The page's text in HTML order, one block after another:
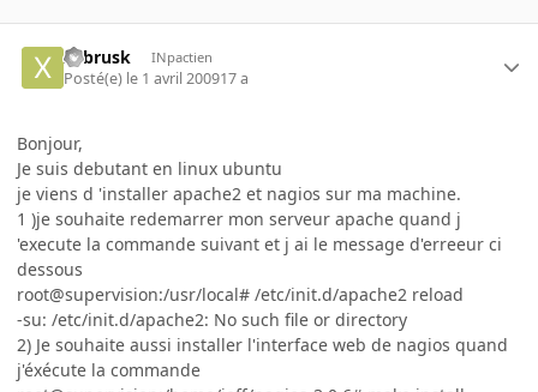
xabrusk INpactien
Posté(e) le 1 avril 200917 a
Bonjour,
Je suis debutant en linux ubuntu
je viens d 'installer apache2 et nagios sur ma machine.
1 )je souhaite redemarrer mon serveur apache quand j
'execute la commande suivant et j ai le message d'erreeur ci
dessous
root@supervision:/usr/local# /etc/init.d/apache2 reload
-su: /etc/init.d/apache2: No such file or directory
2) Je souhaite aussi installer l'interface web de nagios quand
j'éxécute la commande